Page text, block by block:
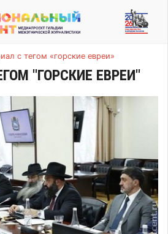
с тегом «горские евреи»
"ГОРСКИЕ ЕВРЕИ"